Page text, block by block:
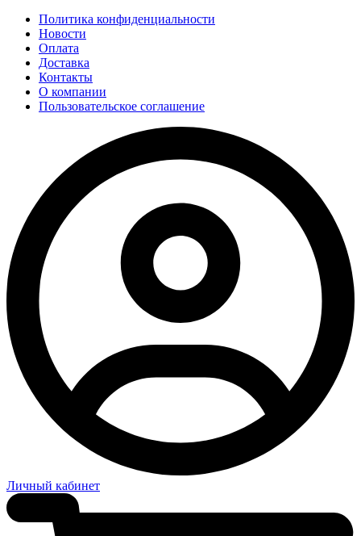
Политика конфиденциальности
Новости
Оплата
Доставка
Контакты
О компании
Пользовательское соглашение
Личный кабинет